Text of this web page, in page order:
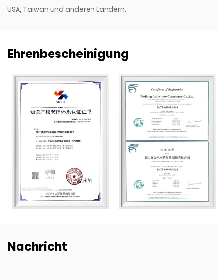
USA, Taiwan und anderen Ländern.
Ehrenbescheinigung
Nachricht